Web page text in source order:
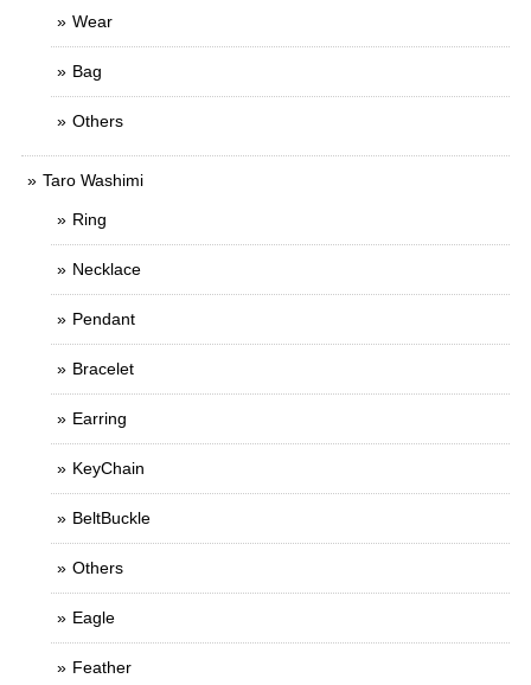
Wear
Bag
Others
Taro Washimi
Ring
Necklace
Pendant
Bracelet
Earring
KeyChain
BeltBuckle
Others
Eagle
Feather